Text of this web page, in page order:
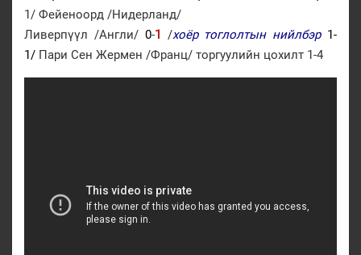
1/ Фейеноорд /Нидерланд/
Ливерпүүл /Англи/ 0-1 /хоёр тоглолтын нийлбэр 1-
1/ Пари Сен Жермен /Франц/ торгуулийн цохилт 1-4